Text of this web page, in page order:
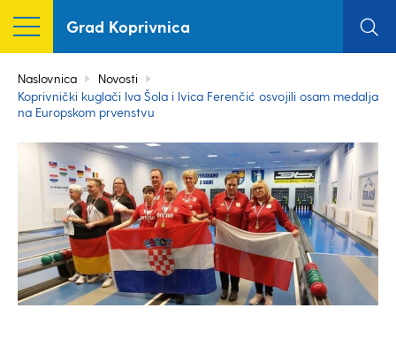
Grad Koprivnica
Naslovnica
Novosti
Koprivnički kuglači Iva Šola i Ivica Ferenčić osvojili osam medalja
na Europskom prvenstvu